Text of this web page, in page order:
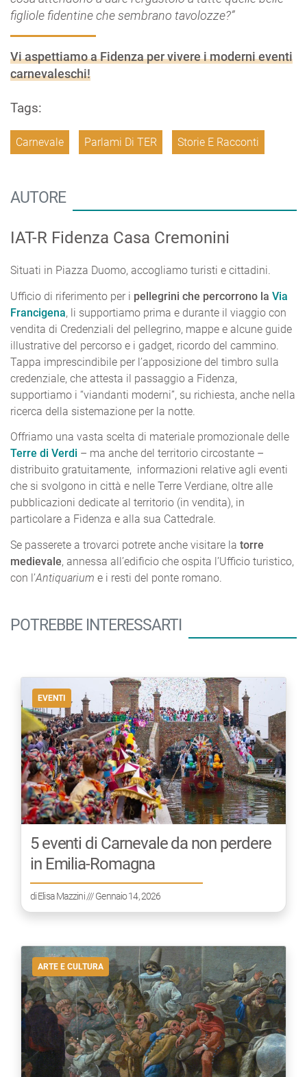
figliole fidentine che sembrano tavolozze?”
Vi aspettiamo a Fidenza per vivere i moderni eventi
carnevaleschi!
Tags:
Carnevale Parlami Di TER Storie E Racconti
AUTORE
IAT-R Fidenza Casa Cremonini
Situati in Piazza Duomo, accogliamo turisti e cittadini.
Ufficio di riferimento per i pellegrini che percorrono la Via
Francigena, li supportiamo prima e durante il viaggio con
vendita di Credenziali del pellegrino, mappe e alcune guide
illustrative del percorso e i gadget, ricordo del cammino.
Tappa imprescindibile per l’apposizione del timbro sulla
credenziale, che attesta il passaggio a Fidenza,
supportiamo i “viandanti moderni”, su richiesta, anche nella
ricerca della sistemazione per la notte.
Offriamo una vasta scelta di materiale promozionale delle
Terre di Verdi – ma anche del territorio circostante –
distribuito gratuitamente, informazioni relative agli eventi
che si svolgono in città e nelle Terre Verdiane, oltre alle
pubblicazioni dedicate al territorio (in vendita), in
particolare a Fidenza e alla sua Cattedrale.
Se passerete a trovarci potrete anche visitare la torre
medievale, annessa all’edificio che ospita l’Ufficio turistico,
con l’Antiquarium e i resti del ponte romano.
POTREBBE INTERESSARTI
EVENTI
5 eventi di Carnevale da non perdere
in Emilia-Romagna
diElisa Mazzini/// Gennaio 14, 2026
ARTE E CULTURA